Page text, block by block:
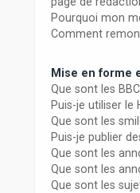
Pourquoi mon
Comment
Mise en forme
Que sont les
Puis-je utiliser le
Que sont les
Puis-je publier
Que sont les
Que sont les
Que sont les